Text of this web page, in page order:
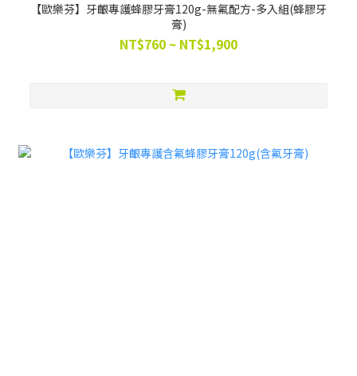
【歐樂芬】牙齦專護蜂膠牙膏120g-無氟配方-多入組(蜂膠牙
膏)
NT$760 ~ NT$1,900